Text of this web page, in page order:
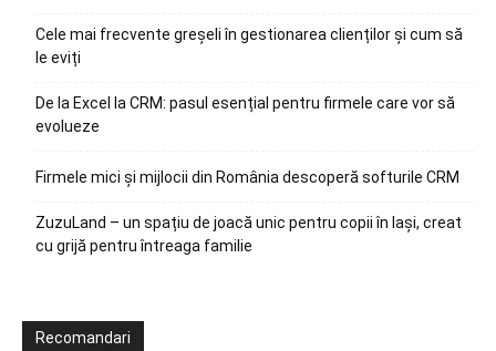
Cele mai frecvente greșeli în gestionarea clienților și cum să
le eviți
De la Excel la CRM: pasul esențial pentru firmele care vor să
evolueze
Firmele mici și mijlocii din România descoperă softurile CRM
ZuzuLand – un spațiu de joacă unic pentru copii în Iași, creat
cu grijă pentru întreaga familie
Recomandari